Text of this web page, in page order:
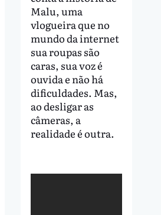
Malu, uma
vlogueira que no
mundo da internet
sua roupas são
caras, sua voz é
ouvida e não há
dificuldades. Mas,
ao desligar as
câmeras, a
realidade é outra.